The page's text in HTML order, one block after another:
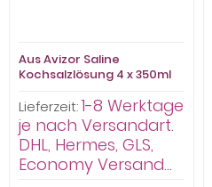
Aus Avizor Saline
Kochsalzlösung 4 x 350ml
Kochsalzlösung 4 x 360ml
Lieferzeit:1-8 Werktage
je nach Versandart.
DHL, Hermes, GLS,
Economy Versand...